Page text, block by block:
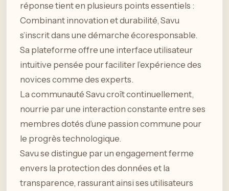
réponse tient en plusieurs points essentiels :
Combinant innovation et durabilité, Savu
s’inscrit dans une démarche écoresponsable.
Sa plateforme offre une interface utilisateur
intuitive pensée pour faciliter l’expérience des
novices comme des experts.
La communauté Savu croît continuellement,
nourrie par une interaction constante entre ses
membres dotés d’une passion commune pour
le progrès technologique.
Savu se distingue par un engagement ferme
envers la protection des données et la
transparence, rassurant ainsi ses utilisateurs